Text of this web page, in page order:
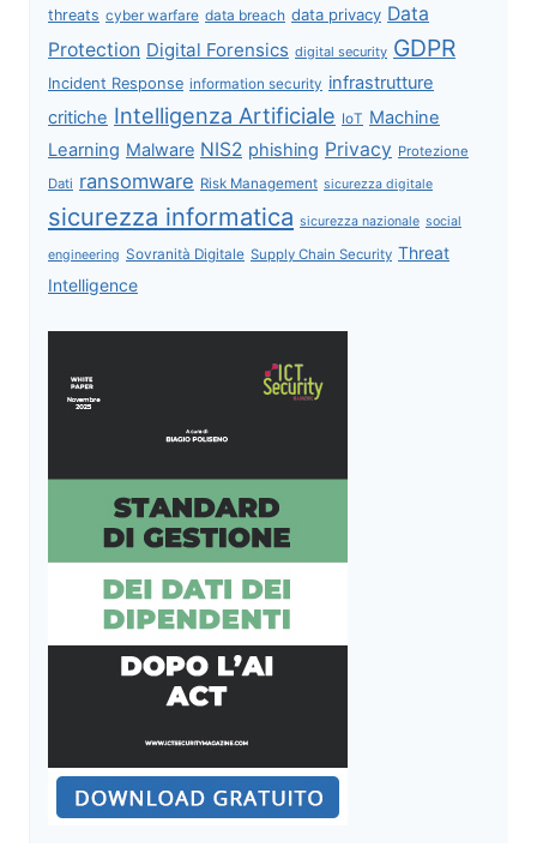
threats cyber warfare data breach data privacy Data
Protection Digital Forensics digital security GDPR
Incident Response information security infrastrutture
critiche Intelligenza Artificiale IoT Machine
Learning Malware NIS2 phishing Privacy Protezione
Dati ransomware Risk Management sicurezza digitale
sicurezza informatica sicurezza nazionale social
engineering Sovranità Digitale Supply Chain Security Threat
Intelligence